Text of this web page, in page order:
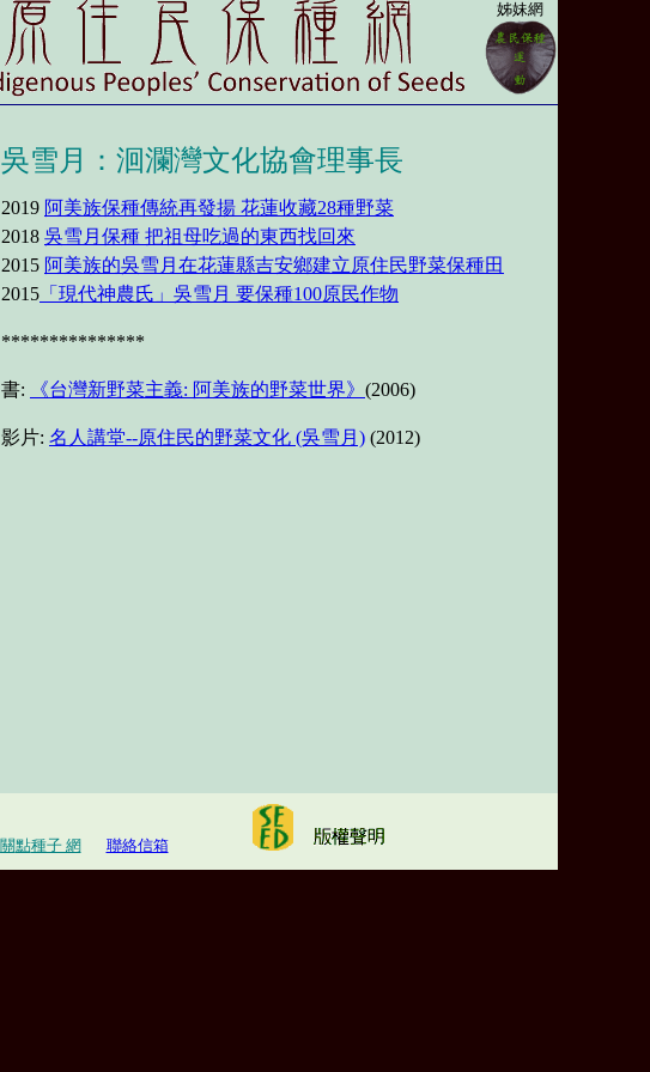
姊妹網
吳雪月： 洄瀾灣文化協會理事長
2019 阿美族保種傳統再發揚 花蓮收藏28種野菜
2018 吳雪月保種 把祖母吃過的東西找回來
2015 阿美族的吳雪月在花蓮縣吉安鄉建立原住民野菜保種田
2015 「現代神農氏」吳雪月 要保種100原民作物
***************
書: 《台灣新野菜主義: 阿美族的野菜世界》 (2006)
影片: 名人講堂--原住民的野菜文化 (吳雪月) (2012)
關點種子 網 聯絡信箱